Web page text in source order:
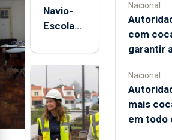
Navio-
Escola
está de
aos
Açores
Nacional
com
garantir
Nacional
mais
em todo